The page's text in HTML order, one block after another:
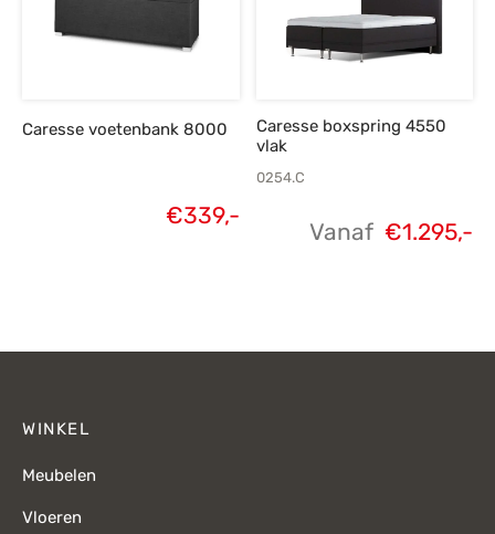
Caresse voetenbank 8000
€339,-
Caresse boxspring 4550
vlak
0254.C
Vanaf €1.295,-
WINKEL
Meubelen
Vloeren